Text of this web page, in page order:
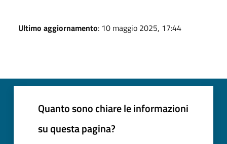
Ultimo aggiornamento: 10 maggio 2025, 17:44
Quanto sono chiare le informazioni
su questa pagina?